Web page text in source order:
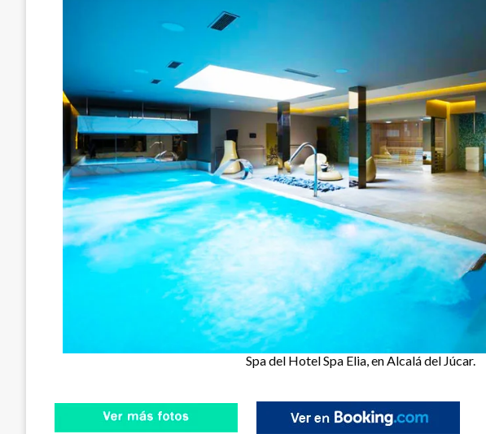
Spa del Hotel Spa Elia, en Alcalá del Júcar.